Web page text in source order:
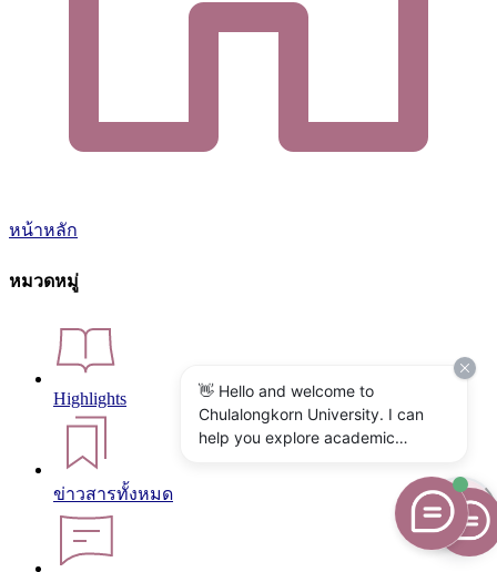
หน้าหลัก
หมวดหมู่
Highlights
ข่าวสารทั้งหมด
👋 Hello and welcome to
Chulalongkorn University. I can
help you explore academic